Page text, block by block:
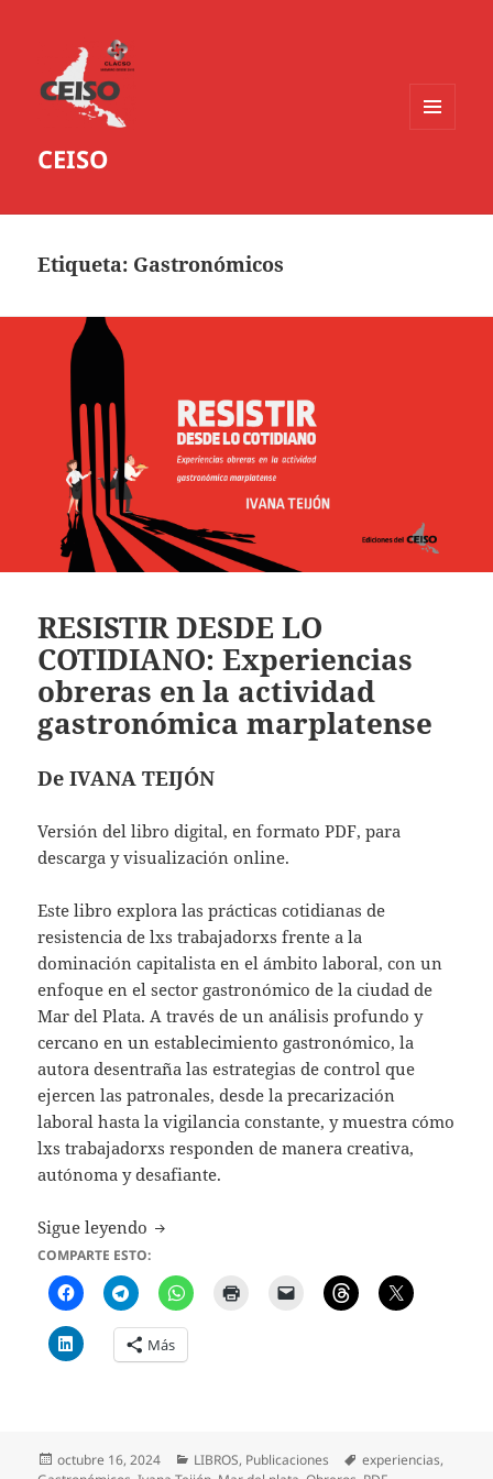
CEISO
Etiqueta: Gastronómicos
RESISTIR DESDE LO
COTIDIANO: Experiencias
obreras en la actividad
gastronómica marplatense
De IVANA TEIJÓN
Versión del libro digital, en formato PDF, para
descarga y visualización online.
Este libro explora las prácticas cotidianas de
resistencia de lxs trabajadorxs frente a la
dominación capitalista en el ámbito laboral, con un
enfoque en el sector gastronómico de la ciudad de
Mar del Plata. A través de un análisis profundo y
cercano en un establecimiento gastronómico, la
autora desentraña las estrategias de control que
ejercen las patronales, desde la precarización
laboral hasta la vigilancia constante, y muestra cómo
lxs trabajadorxs responden de manera creativa,
autónoma y desafiante.
Sigue leyendo RESISTIR DESDE LO COTIDIANO:
COMPARTE ESTO:
Más
Publicado
octubre 16, 2024 Categorías
LIBROS, Publicaciones Etiquetas
experiencias,